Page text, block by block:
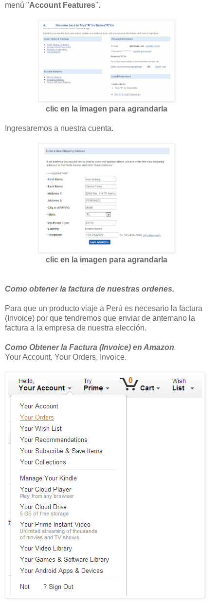
menú "Account Features".
clic en la imagen para agrandarla
Ingresaremos a nuestra cuenta.
clic en la imagen para agrandarla
Como obtener la factura de nuestras ordenes.
Para que un producto viaje a Perú es necesario la factura
(Invoice) por que tendremos que enviar de antemano la
factura a la empresa de nuestra elección.
Como Obtener la Factura (Invoice) en Amazon.
Your Account, Your Orders, Invoice.